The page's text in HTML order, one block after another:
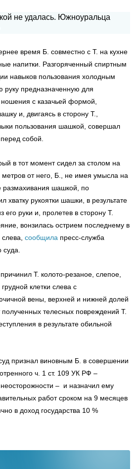
время Б. совместно с Т. на кухне
напитки. Разгоряченный спиртным
навыков пользования холодным
руку предназначенную для
с казачьей формой,
и, двигаясь в сторону Т.,
пользования шашкой, совершал
собой.
в тот момент сидел за столом на
метров от него, Б., не имея умысла на
размахивания шашкой, по
хватку рукоятки шашки, в результате
его руки и, пролетев в сторону Т.
вонзилась острием последнему в
сообщила пресс-служба
суда.
Т. колото-резаное, слепое,
клетки слева с
вены, верхней и нижней долей
полученных телесных повреждений Т.
в результате обильной
признал виновным Б. в совершении
ч. 1 ст. 109 УК РФ –
– и назначил ему
работ сроком на 9 месяцев
в доход государства 10 %